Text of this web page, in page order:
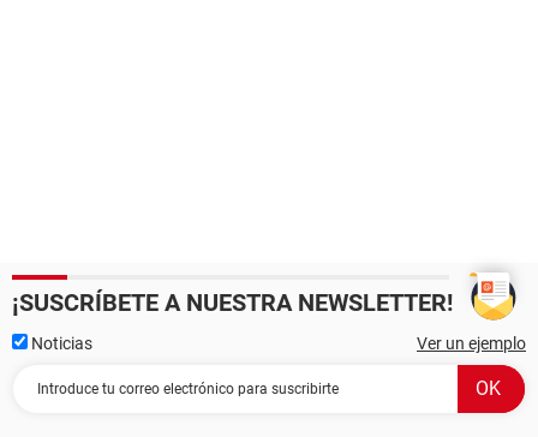
¡SUSCRÍBETE A NUESTRA NEWSLETTER!
Noticias Ver un ejemplo